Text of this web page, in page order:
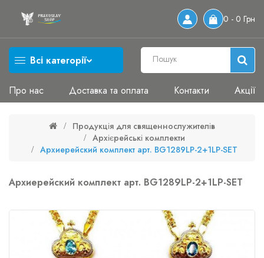
0 - 0 Грн
Всі категорії
Про нас Доставка та оплата Контакти Акції
Продукція для священнослужителів
Архієрейські комплекти
Архиерейский комплект арт. BG1289LP-2+1LP-SET
Архиерейский комплект арт. BG1289LP-2+1LP-SET